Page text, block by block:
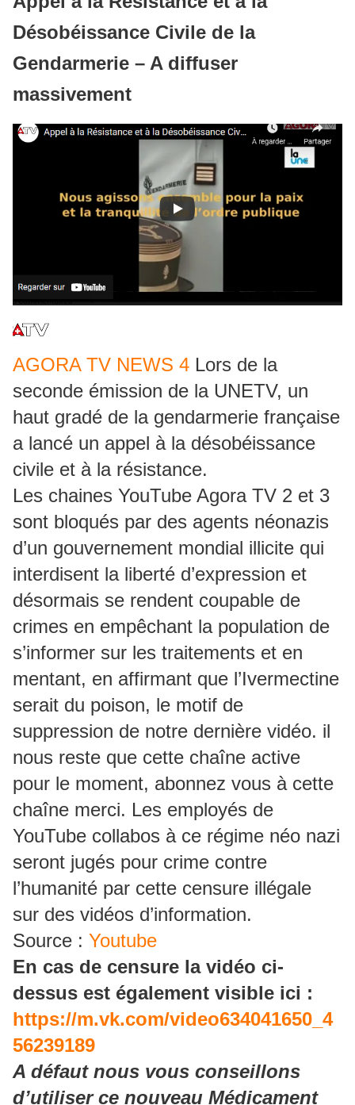
Désobéissance Civile de la
Gendarmerie – A diffuser
massivement
AGORA TV NEWS 4 Lors de la
seconde émission de la UNETV, un
haut gradé de la gendarmerie française
a lancé un appel à la désobéissance
civile et à la résistance.
Les chaines YouTube Agora TV 2 et 3
sont bloqués par des agents néonazis
d’un gouvernement mondial illicite qui
interdisent la liberté d’expression et
désormais se rendent coupable de
crimes en empêchant la population de
s’informer sur les traitements et en
mentant, en affirmant que l’Ivermectine
serait du poison, le motif de
suppression de notre dernière vidéo. il
nous reste que cette chaîne active
pour le moment, abonnez vous à cette
chaîne merci. Les employés de
YouTube collabos à ce régime néo nazi
seront jugés pour crime contre
l’humanité par cette censure illégale
sur des vidéos d’information.
Source : Youtube
En cas de censure la vidéo ci-
dessus est également visible ici :
https://m.vk.com/video634041650_4
56239189
A défaut nous vous conseillons
d’utiliser ce nouveau Médicament